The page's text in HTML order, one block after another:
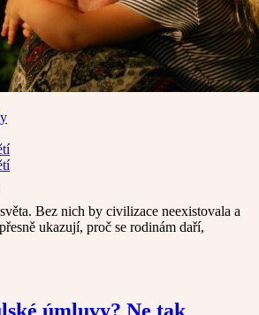
Bez nich by civilizace neexistovala a
ukazují, proč se rodinám daří,
úmluvy? Ne tak